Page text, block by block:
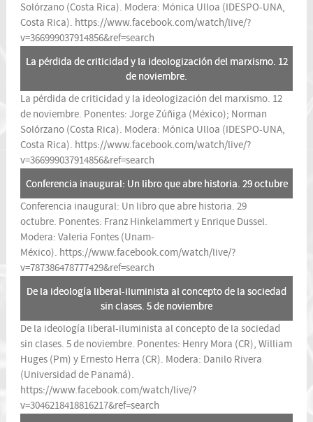
Solórzano (Costa Rica). Modera: Mónica Ulloa (IDESPO-UNA,
Costa Rica). https://www.facebook.com/watch/live/?
v=366999037914856&ref=search
La pérdida de criticidad y la ideologización del marxismo. 12
de noviembre.
La pérdida de criticidad y la ideologización del marxismo. 12
de noviembre. Ponentes: Jorge Zúñiga (México); Norman
Solórzano (Costa Rica). Modera: Mónica Ulloa (IDESPO-UNA,
Costa Rica). https://www.facebook.com/watch/live/?
v=366999037914856&ref=search
Conferencia inaugural: Un libro que abre historia. 29 octubre
Conferencia inaugural: Un libro que abre historia. 29
octubre. Ponentes: Franz Hinkelammert y Enrique Dussel.
Modera: Valeria Fontes (Unam-
México). https://www.facebook.com/watch/live/?
v=787386478777429&ref=search
De la ideología liberal-iluminista al concepto de la sociedad
sin clases. 5 de noviembre
De la ideología liberal-iluminista al concepto de la sociedad
sin clases. 5 de noviembre. Ponentes: Henry Mora (CR), William
Huges (Pm) y Ernesto Herra (CR). Modera: Danilo Rivera
(Universidad de Panamá).
https://www.facebook.com/watch/live/?
v=3046218418816217&ref=search